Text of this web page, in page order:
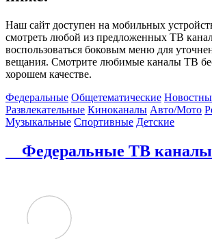
Наш сайт доступен на мобильных
смотреть любой из предложенных ТВ
воспользоваться боковым меню для
вещания. Смотрите любимые каналы ТВ
хорошем качестве.
Федеральные Общетематические
Развлекательные Киноканалы Авто/Мото
Музыкальные Спортивные Детские
Федеральные ТВ каналы